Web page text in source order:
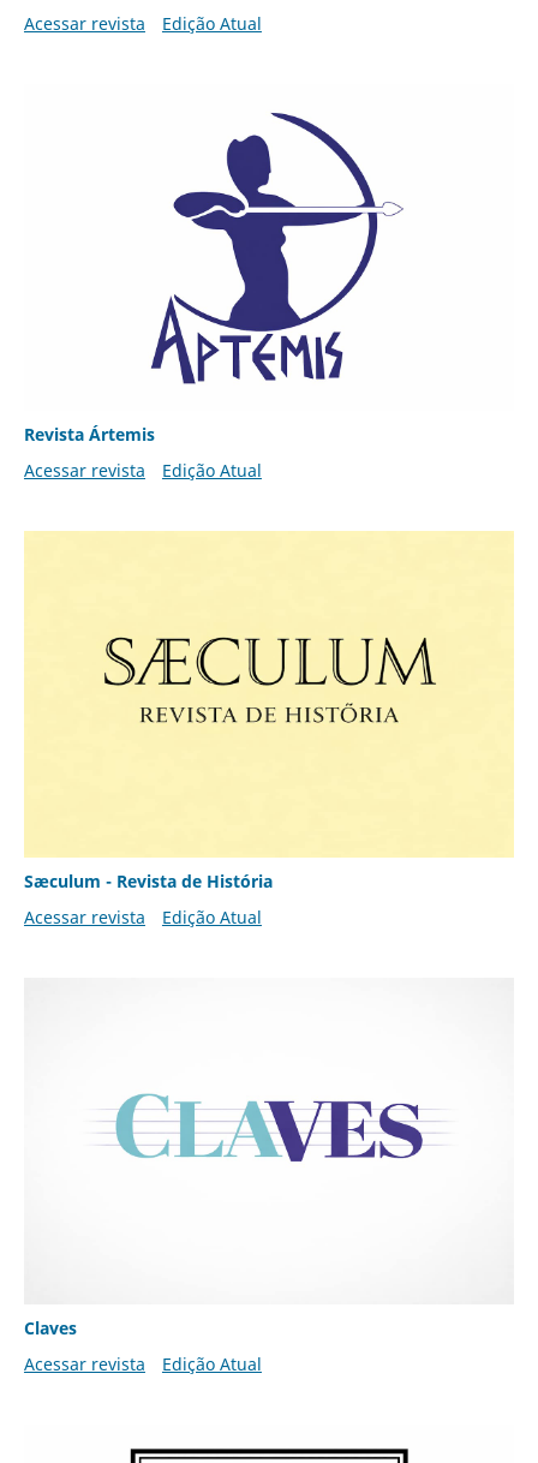
Acessar revista
Edição Atual
Revista Ártemis
Acessar revista
Edição Atual
Sæculum - Revista de História
Acessar revista
Edição Atual
Claves
Acessar revista
Edição Atual